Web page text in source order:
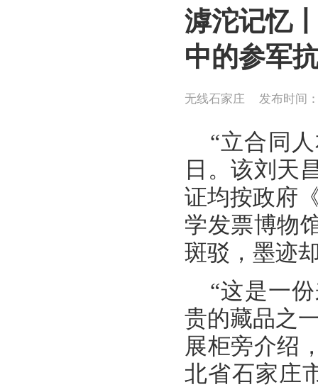
滹沱记忆
中的参军
无线石家庄 发布时间
“立合同
日。该刘天
证均按政府
学发票博物
斑驳，墨迹
“这是一
贵的藏品之
展柜旁介绍
北省石家庄